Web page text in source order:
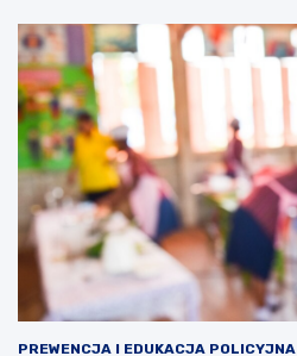
PREWENCJA I EDUKACJA POLICYJNA